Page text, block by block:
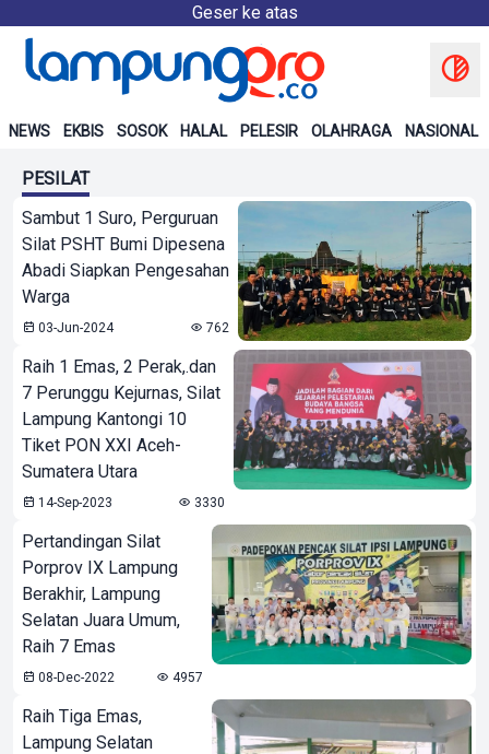
Geser ke atas
NEWS EKBIS SOSOK HALAL PELESIR OLAHRAGA NASIONAL
PESILAT
Sambut 1 Suro, Perguruan
Silat PSHT Bumi Dipesena
Abadi Siapkan Pengesahan
Warga
03-Jun-2024 762
Raih 1 Emas, 2 Perak,.dan
7 Perunggu Kejurnas, Silat
Lampung Kantongi 10
Tiket PON XXI Aceh-
Sumatera Utara
14-Sep-2023 3330
Pertandingan Silat
Porprov IX Lampung
Berakhir, Lampung
Selatan Juara Umum,
Raih 7 Emas
08-Dec-2022 4957
Raih Tiga Emas,
Lampung Selatan